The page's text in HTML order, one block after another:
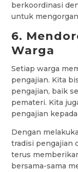
berkoordinasi
untuk
6.
Warga
Setiap warga
pengajian. Kita
pengajian, baik
pemateri. Kita
pengajian
Dengan
tradisi pengajian
terus
bersama-sama